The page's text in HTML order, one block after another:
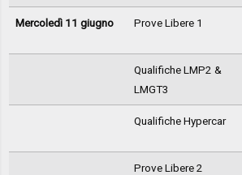
Mercoledì 11 giugno Prove Libere 1
Qualifiche LMP2 &
LMGT3
Qualifiche Hypercar
Prove Libere 2